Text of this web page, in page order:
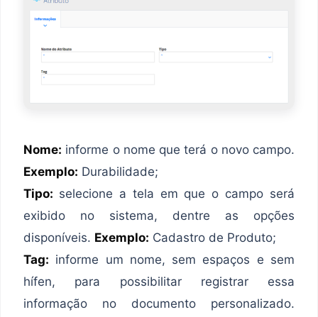
Nome: informe o nome que terá o novo campo.
Exemplo: Durabilidade;
Tipo: selecione a tela em que o campo será
exibido no sistema, dentre as opções
disponíveis. Exemplo: Cadastro de Produto;
Tag: informe um nome, sem espaços e sem
hífen, para possibilitar registrar essa
informação no documento personalizado.